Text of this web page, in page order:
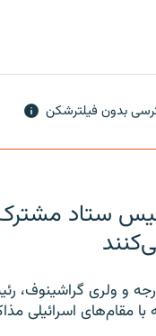
بدون فیلترشکن
ستاد مشترک
و ولری گراشینوف،
با مقام‌های اسرائیلی